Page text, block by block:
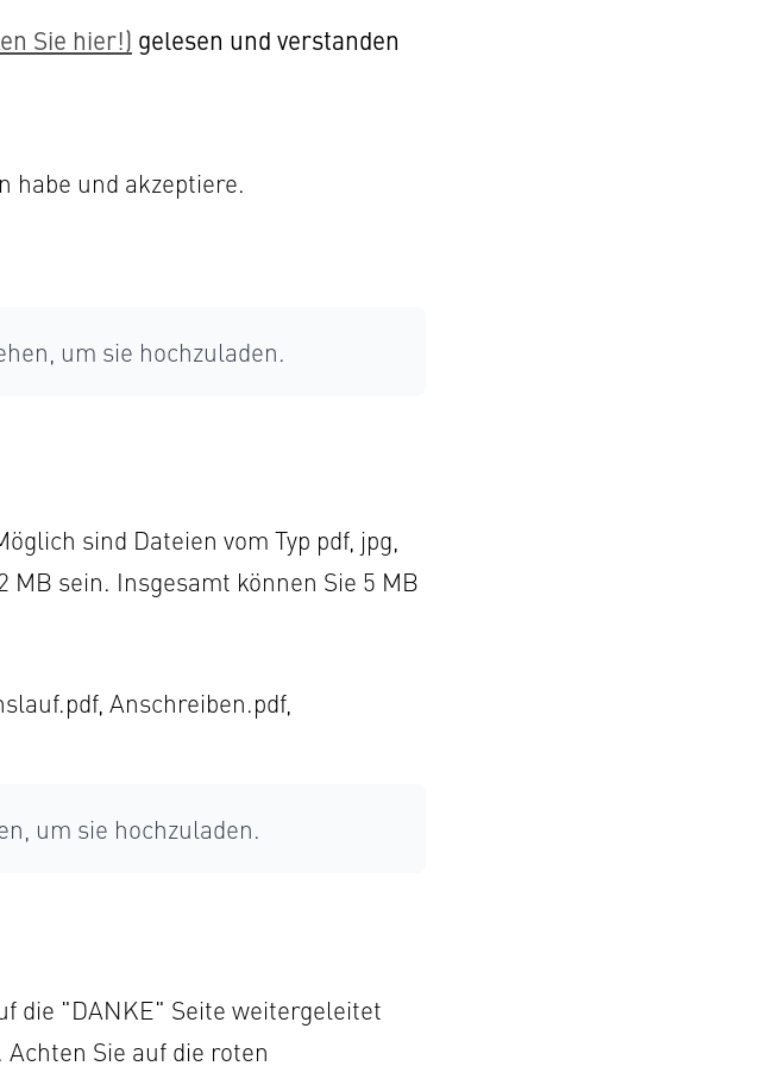
Sie hier!) gelesen und verstanden
habe und akzeptiere.
um sie hochzuladen.
sind Dateien vom Typ pdf, jpg,
sein. Insgesamt können Sie 5 MB
Anschreiben.pdf,
um sie hochzuladen.
die "DANKE" Seite weitergeleitet
Sie auf die roten